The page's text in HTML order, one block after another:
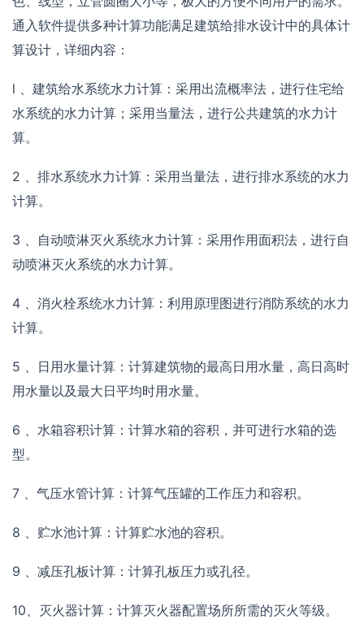
通入软件提供多种计算功能满足建筑给排水设计中的具体计
算设计，详细内容：
l 、建筑给水系统水力计算：采用出流概率法，进行住宅给
水系统的水力计算；采用当量法，进行公共建筑的水力计
算。
2 、排水系统水力计算：采用当量法，进行排水系统的水力
计算。
3 、自动喷淋灭火系统水力计算：采用作用面积法，进行自
动喷淋灭火系统的水力计算。
4 、消火栓系统水力计算：利用原理图进行消防系统的水力
计算。
5 、日用水量计算：计算建筑物的最高日用水量，高日高时
用水量以及最大日平均时用水量。
6 、水箱容积计算：计算水箱的容积，并可进行水箱的选
型。
7 、气压水管计算：计算气压罐的工作压力和容积。
8 、贮水池计算：计算贮水池的容积。
9 、减压孔板计算：计算孔板压力或孔径。
10、灭火器计算：计算灭火器配置场所所需的灭火等级。